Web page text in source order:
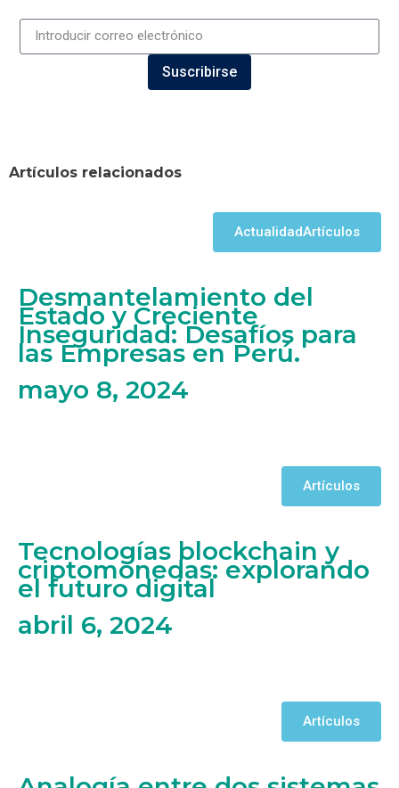
Suscribirse
Artículos relacionados
ActualidadArtículos
Desmantelamiento del
Estado y Creciente
Inseguridad: Desafíos para
las Empresas en Perú.
mayo 8, 2024
Artículos
Tecnologías blockchain y
criptomonedas: explorando
el futuro digital
abril 6, 2024
Artículos